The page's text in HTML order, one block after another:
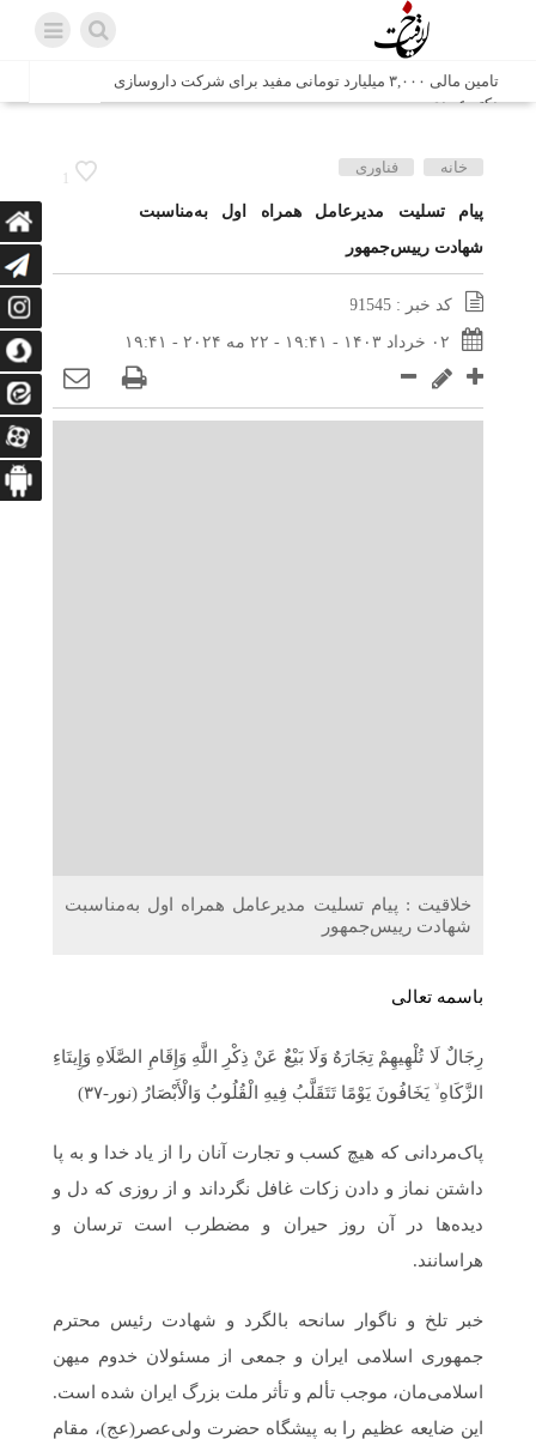
تامین مالی ۳,۰۰۰ میلیارد تومانی مفید برای شرکت داروسازی
دکتر عبیدی
شش وزیر کابینه پاکستان با حضور در سفارت ایران در اسلام
اتابک: ظرفیت های جدید همکاری‌های تجاری ایران و پاکستان با
محوریت بخش خصوصی فعال می‌شود
در مسیر جا‌مانده‌ها، دل‌ها به کربلا رسیده است
وزیر صمت خواستار پیگیری کانتینرهای ایرانی در بندر کراچی
شد / تجارت ۱۰ میلیارد دلاری ایران و پاکستان
1
خانه فناوری
پیام تسلیت مدیرعامل همراه اول به‌مناسبت
شهادت رییس‌جمهور
کد خبر : 91545
۰۲ خرداد ۱۴۰۳ - ۱۹:۴۱ - ۲۲ مه ۲۰۲۴ - ۱۹:۴۱
خلاقیت : پیام تسلیت مدیرعامل همراه اول به‌مناسبت
شهادت رییس‌جمهور
باسمه تعالی
رِجَالٌ لَا تُلْهِیهِمْ تِجَارَهٌ وَلَا بَیْعٌ عَنْ ذِکْرِ اللَّهِ وَإِقَامِ الصَّلَاهِ وَإِیتَاءِ
الزَّکَاهِ ۙ یَخَافُونَ یَوْمًا تَتَقَلَّبُ فِیهِ الْقُلُوبُ وَالْأَبْصَارُ (نور-۳۷)
پاک‌مردانی که هیچ کسب و تجارت آنان را از یاد خدا و به پا
داشتن نماز و دادن زکات غافل نگرداند و از روزی که دل و
دیده‌ها در آن روز حیران و مضطرب است ترسان و
هراسانند.
خبر تلخ و ناگوار سانحه بالگرد و شهادت رئیس محترم
جمهوری اسلامی ایران و جمعی از مسئولان خدوم میهن
اسلامی‌مان، موجب تألم و تأثر ملت بزرگ ایران شده است.
این ضایعه عظیم را به پیشگاه حضرت ولی‌عصر(عج)، مقام